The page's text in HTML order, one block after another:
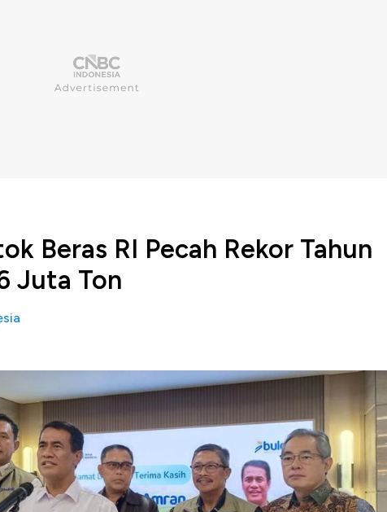
Beras RI Pecah Rekor Tahun
Juta Ton